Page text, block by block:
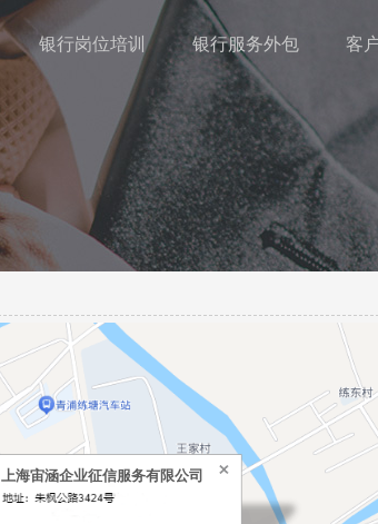
银行岗位培训 银行服务外包 客
上海宙涵企业征信服务有限公司